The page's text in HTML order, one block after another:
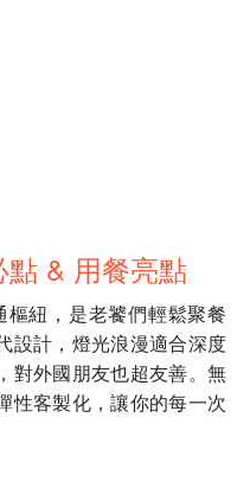
點 & 用餐亮點
紐，是老饕們輕鬆聚餐
設計，燈光浪漫適合深度
對外國朋友也超友善。無
性客製化，讓你的每一次